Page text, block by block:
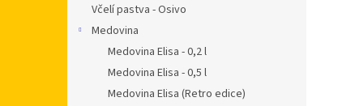
Včelí pastva - Osivo
Medovina
Medovina Elisa - 0,2 l
Medovina Elisa - 0,5 l
Medovina Elisa (Retro edice)